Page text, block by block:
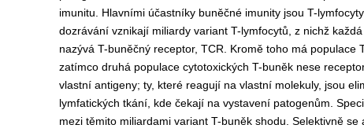
imunitu. Hlavními účastníky buněčné imunity jsou T-
dozrávání vznikají miliardy variant T-lymfocytů, z nichž
nazývá T-buněčný receptor, TCR. Kromě toho má populace
zatímco druhá populace cytotoxických T-buněk nese
vlastní antigeny; ty, které reagují na vlastní molekuly, jsou
lymfatických tkání, kde čekají na vystavení patogenům.
mezi těmito miliardami variant T-buněk shodu. Selektivně